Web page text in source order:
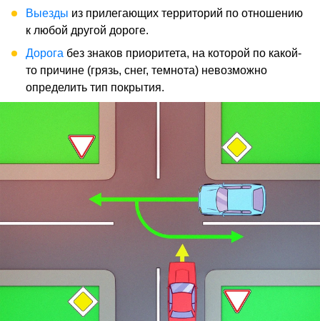
Выезды из прилегающих территорий по отношению
к любой другой дороге.
Дорога без знаков приоритета, на которой по какой-
то причине (грязь, снег, темнота) невозможно
определить тип покрытия.